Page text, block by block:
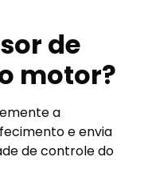
de
motor?
a
e envia
de controle do